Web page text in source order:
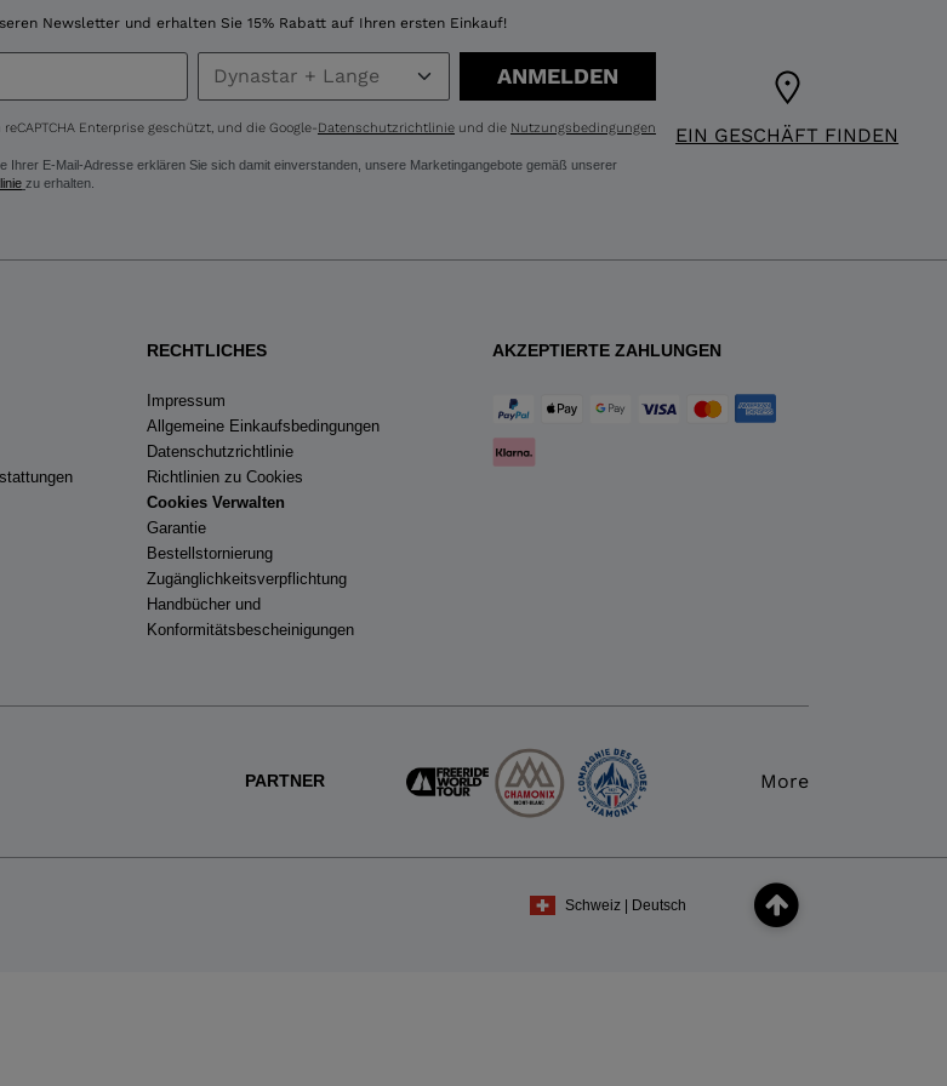
.
EIN GESCHÄFT FINDEN
Newsletter und erhalten Sie 15% Rabatt auf Ihren ersten Einkauf!
ANMELDEN
Enterprise geschützt, und die Google-Datenschutzrichtlinieund die Nutzungsbedingungen
Ihrer E-Mail-Adresse erklären Sie sich damit einverstanden, unsere Marketingangebote gemäß unserer
zu erhalten.
RECHTLICHES
Impressum
Allgemeine Einkaufsbedingungen
Datenschutzrichtlinie
Richtlinien zu Cookies
Cookies Verwalten
Garantie
Bestellstornierung
Zugänglichkeitsverpflichtung
Handbücher und
Konformitätsbescheinigungen
AKZEPTIERTE ZAHLUNGEN
PARTNER More
Schweiz | Deutsch